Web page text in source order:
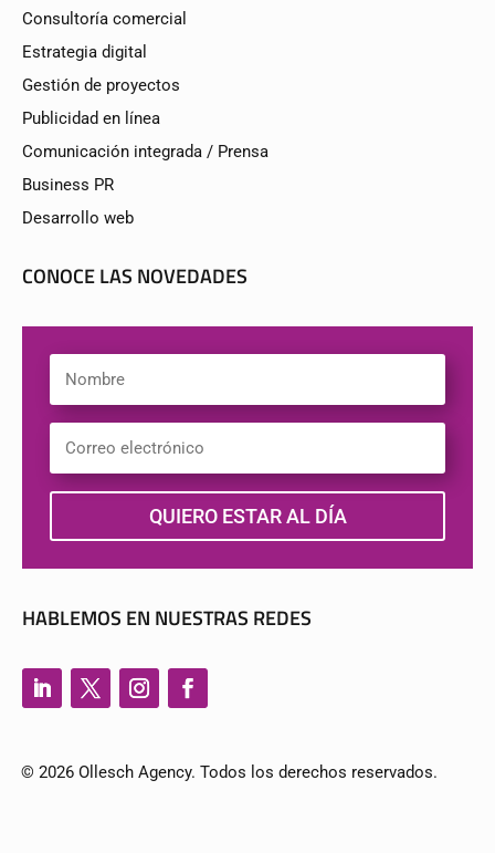
Consultoría comercial
Estrategia digital
Gestión de proyectos
Publicidad en línea
Comunicación integrada / Prensa
Business PR
Desarrollo web
CONOCE LAS NOVEDADES
QUIERO ESTAR AL DÍA
HABLEMOS EN NUESTRAS REDES
© 2026 Ollesch Agency. Todos los derechos reservados.